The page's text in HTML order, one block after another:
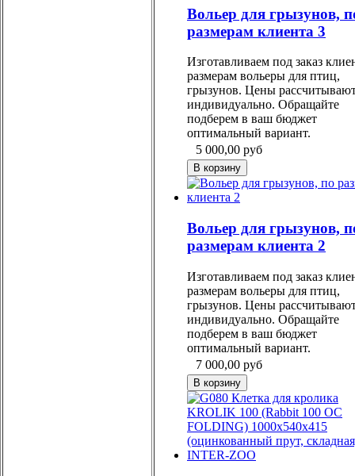
Вольер для грызунов,
размерам клиента 3
Изготавливаем под заказ
размерам вольеры для птиц,
грызунов. Цены
индивидуально. Обращайте
подберем в ваш бюджет
оптимальный вариант.
5 000,00 руб
Вольер для грызунов,
размерам клиента 2
Изготавливаем под заказ
размерам вольеры для птиц,
грызунов. Цены
индивидуально. Обращайте
подберем в ваш бюджет
оптимальный вариант.
7 000,00 руб